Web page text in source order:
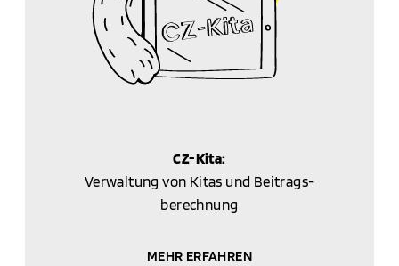
CZ-Kita:
Verwaltung von Kitas und Beitrags­
berechnung
MEHR ERFAHREN